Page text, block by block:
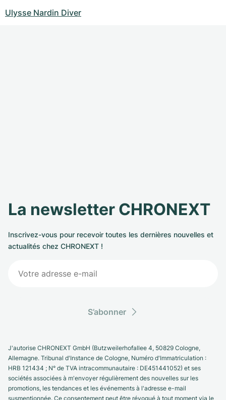
Ulysse Nardin Diver
La newsletter CHRONEXT
Inscrivez-vous pour recevoir toutes les dernières nouvelles et
actualités chez CHRONEXT !
S’abonner
J'autorise CHRONEXT GmbH (Butzweilerhofallee 4, 50829 Cologne,
Allemagne. Tribunal d'Instance de Cologne, Numéro d'Immatriculation :
HRB 121434 ; N° de TVA intracommunautaire : DE451441052) et ses
sociétés associées à m'envoyer régulièrement des nouvelles sur les
promotions, les tendances et les événements à l'adresse e-mail
susmentionnée. Ce consentement peut être révoqué à tout moment via le